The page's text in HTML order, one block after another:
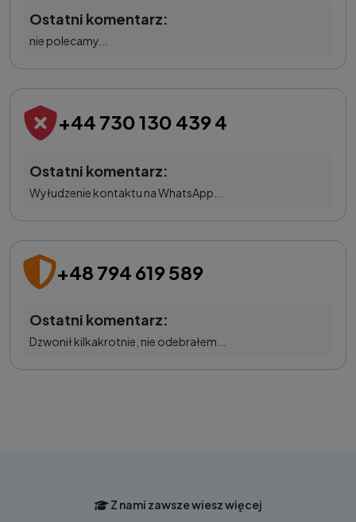
Ostatni komentarz:
nie polecamy...
+44 730 130 439 4
Ostatni komentarz:
Wyłudzenie kontaktu na WhatsApp...
+48 794 619 589
Ostatni komentarz:
Dzwonił kilkakrotnie, nie odebrałem...
Z nami zawsze wiesz więcej